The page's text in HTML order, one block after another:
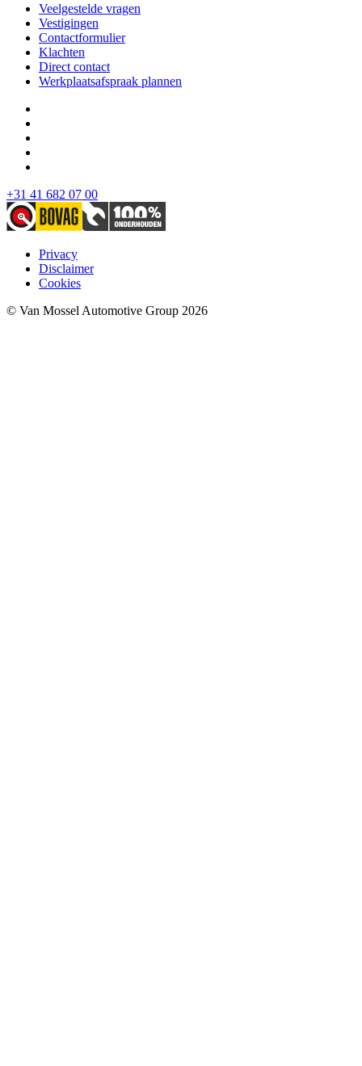
Veelgestelde vragen
Vestigingen
Contactformulier
Klachten
Direct contact
Werkplaatsafspraak plannen
+31 41 682 07 00
Privacy
Disclaimer
Cookies
© Van Mossel Automotive Group 2026